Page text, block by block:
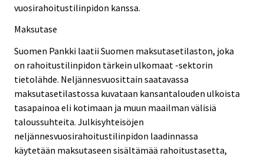
vuosirahoitustilinpidon kanssa.
Maksutase
Suomen Pankki laatii Suomen maksutasetilaston, joka
on rahoitustilinpidon tärkein ulkomaat -sektorin
tietolähde. Neljännesvuosittain saatavassa
maksutasetilastossa kuvataan kansantalouden ulkoista
tasapainoa eli kotimaan ja muun maailman välisiä
taloussuhteita. Julkisyhteisöjen
neljännesvuosirahoitustilinpidon laadinnassa
käytetään maksutaseen sisältämää rahoitustasetta,